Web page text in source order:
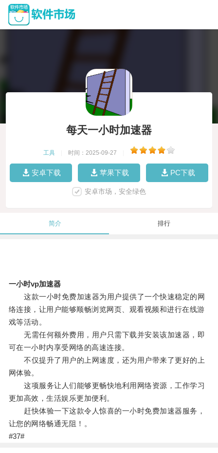
每天一小时加速器
工具 时间：2025-09-27
安卓下载 苹果下载 PC下载
安卓市场，安全绿色
简介 排行
一小时vp加速器
这款一小时免费加速器为用户提供了一个快速稳定的网
络连接，让用户能够顺畅浏览网页、观看视频和进行在线游
戏等活动。
无需任何额外费用，用户只需下载并安装该加速器，即
可在一小时内享受网络的高速连接。
不仅提升了用户的上网速度，还为用户带来了更好的上
网体验。
这项服务让人们能够更畅快地利用网络资源，工作学习
更加高效，生活娱乐更加便利。
赶快体验一下这款令人惊喜的一小时免费加速器服务，
让您的网络畅通无阻！。
#37#